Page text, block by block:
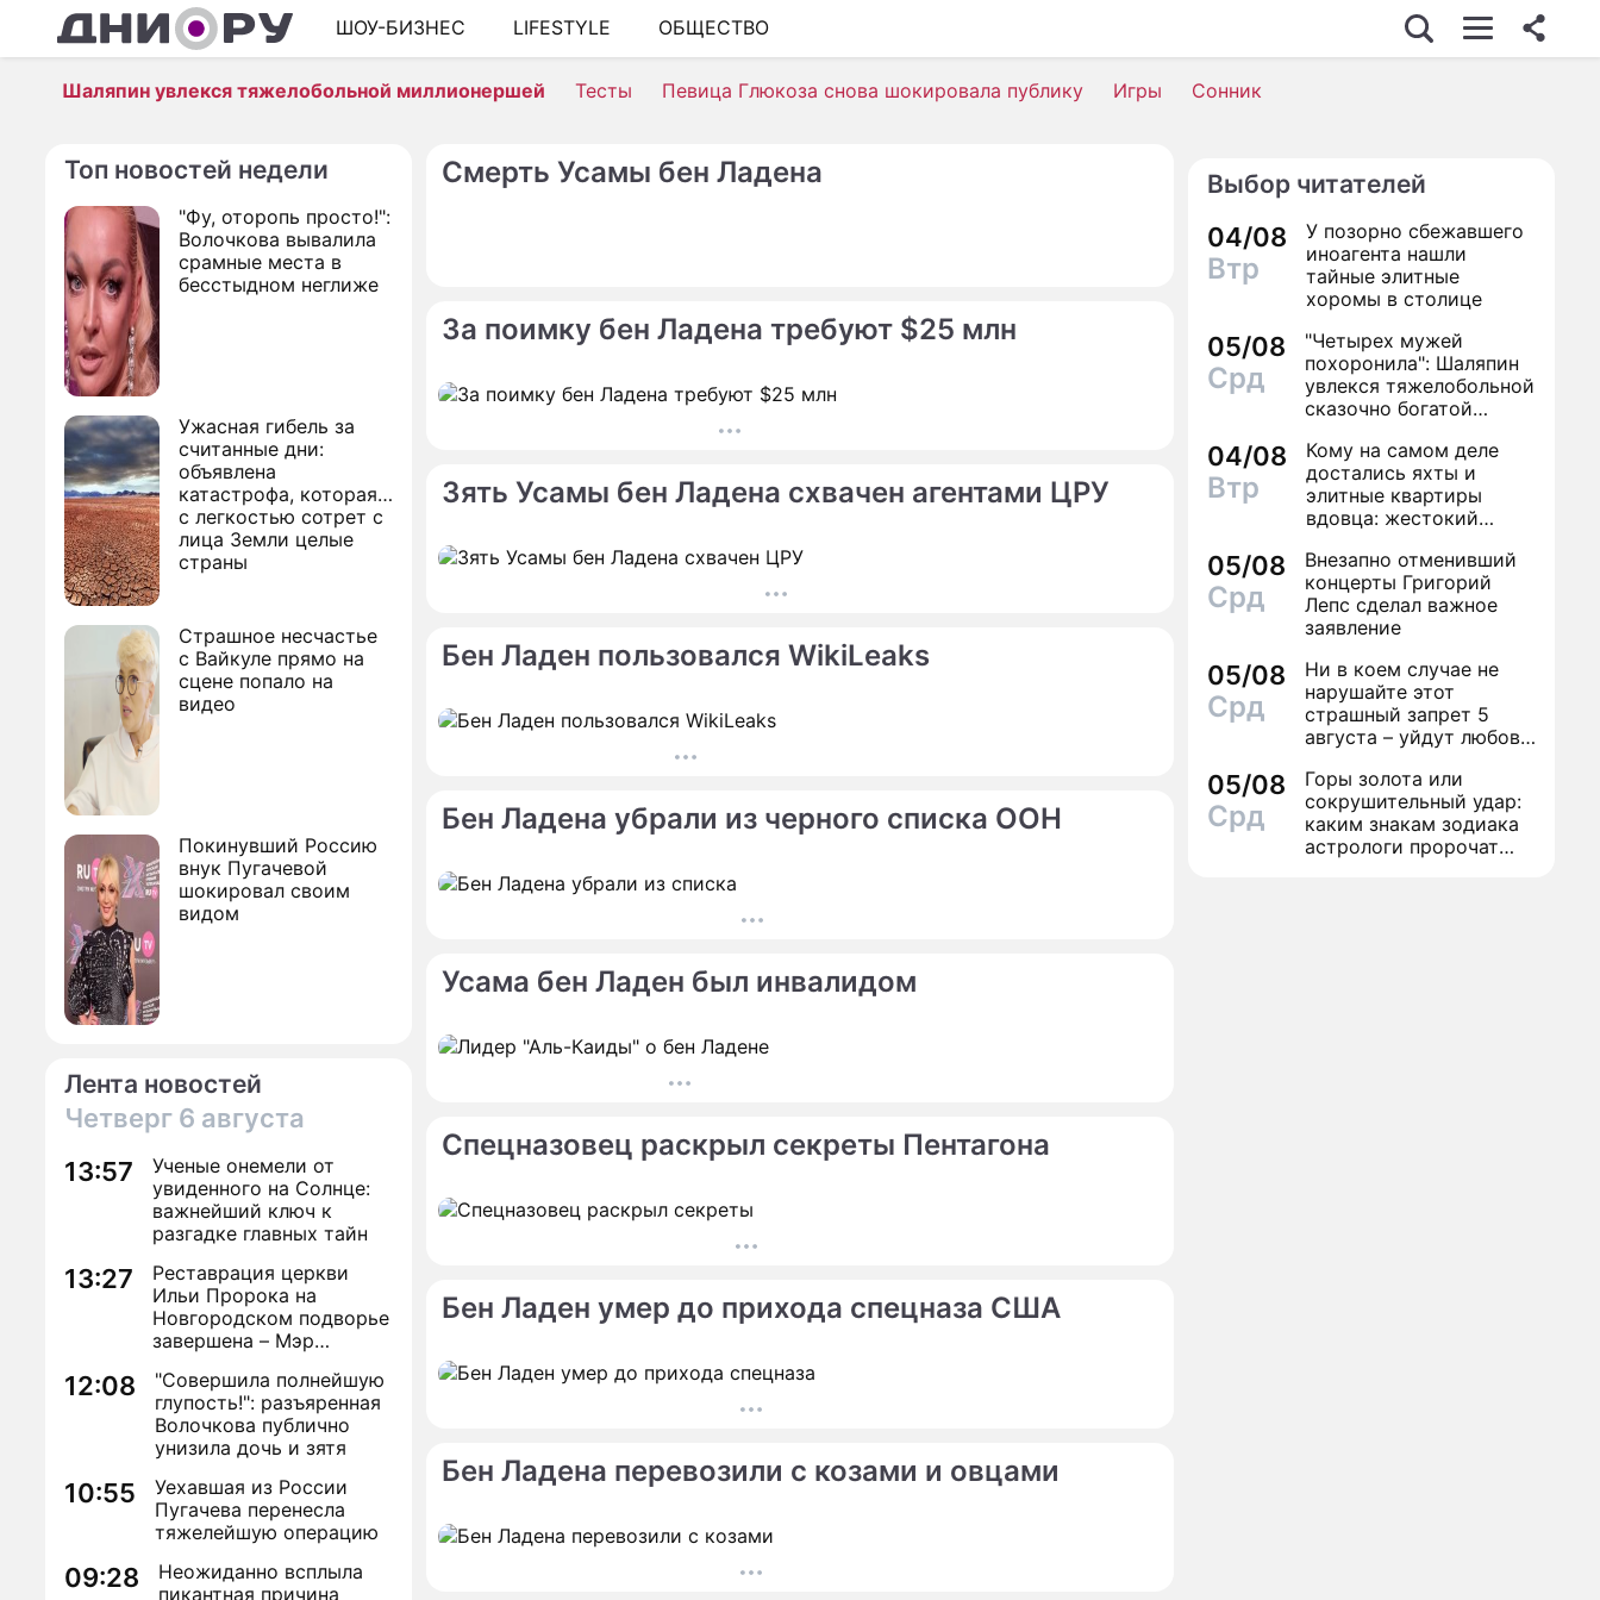
ШОУ-БИЗНЕС LIFESTYLE
ОБЩЕСТВО
ШОУ-БИЗНЕС
АВТО
ПРОИСШЕСТВИЯ
СОННИК
СЕРИАЛЫ
Шаляпин увлекся тяжелобольной миллионершей Тесты Певица Глюкоза снова шокировала публику Игры Сонник
Топ новостей недели
"Фу, оторопь просто!":
Волочкова вывалила
срамные места в
бесстыдном неглиже
Ужасная гибель за
считанные дни:
объявлена
катастрофа, которая
с легкостью сотрет с
лица Земли целые
страны
Страшное несчастье
с Вайкуле прямо на
сцене попало на
видео
Покинувший Россию
внук Пугачевой
шокировал своим
видом
Лента новостей
Четверг 6 августа
13:57
Ученые онемели от
увиденного на Солнце:
важнейший ключ к
разгадке главных тайн
13:27
Реставрация церкви
Ильи Пророка на
Новгородском подворье
завершена – Мэр
12:08
"Совершила полнейшую
глупость!": разъяренная
Волочкова публично
унизила дочь и зятя
10:55
Уехавшая из России
Пугачева перенесла
тяжелейшую операцию
09:28
Неожиданно всплыла
пикантная причина
Смерть Усамы бен Ладена
За поимку бен Ладена требуют $25 млн
Зять Усамы бен Ладена схвачен агентами ЦРУ
Бен Ладен пользовался WikiLeaks
Бен Ладена убрали из черного списка ООН
Усама бен Ладен был инвалидом
Спецназовец раскрыл секреты Пентагона
Бен Ладен умер до прихода спецназа США
Бен Ладена перевозили с козами и овцами
Выбор читателей
04/08
Втр
У позорно сбежавшего
иноагента нашли
тайные элитные
хоромы в столице
05/08
Срд
"Четырех мужей
похоронила": Шаляпин
увлекся тяжелобольной
сказочно богатой
04/08
Втр
Кому на самом деле
достались яхты и
элитные квартиры
вдовца: жестокий
Вилли Токарева
05/08
Срд
Внезапно отменивший
концерты Григорий
Лепс сделал важное
заявление
05/08
Срд
Ни в коем случае не
нарушайте этот
страшный запрет 5
августа – уйдут любовь
05/08
Срд
Горы золота или
сокрушительный удар:
каким знакам зодиака
астрологи пророчат